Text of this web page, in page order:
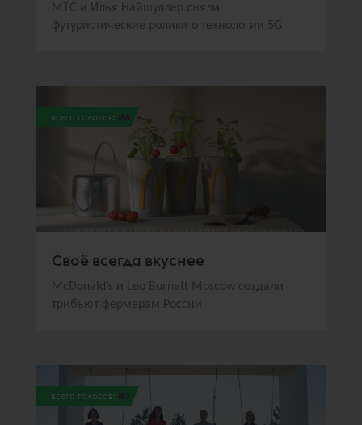
МТС и Илья Найшуллер сняли
футуристические ролики о технологии 5G
всего голосов: 188
Своё всегда вкуснее
McDonald’s и Leo Burnett Moscow создали
трибьют фермерам России
всего голосов: 183